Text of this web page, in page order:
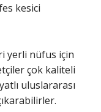
kesici
yerli nüfus için
çok kaliteli
uluslararası